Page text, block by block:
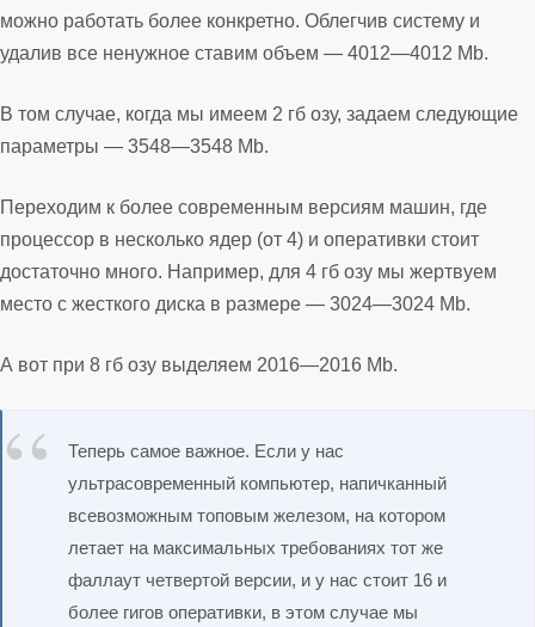
можно работать более конкретно. Облегчив систему и
удалив все ненужное ставим объем — 4012—4012 Mb.
В том случае, когда мы имеем 2 гб озу, задаем следующие
параметры — 3548—3548 Mb.
Переходим к более современным версиям машин, где
процессор в несколько ядер (от 4) и оперативки стоит
достаточно много. Например, для 4 гб озу мы жертвуем
место с жесткого диска в размере — 3024—3024 Mb.
А вот при 8 гб озу выделяем 2016—2016 Mb.
Теперь самое важное. Если у нас
ультрасовременный компьютер, напичканный
всевозможным топовым железом, на котором
летает на максимальных требованиях тот же
фаллаут четвертой версии, и у нас стоит 16 и
более гигов оперативки, в этом случае мы